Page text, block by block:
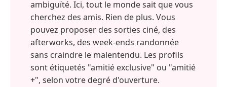
ambiguïté. Ici, tout le monde sait que vous
cherchez des amis. Rien de plus. Vous
pouvez proposer des sorties ciné, des
afterworks, des week-ends randonnée
sans craindre le malentendu. Les profils
sont étiquetés "amitié exclusive" ou "amitié
+", selon votre degré d'ouverture.